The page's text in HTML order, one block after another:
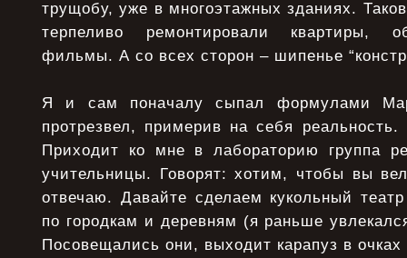
трущобу, уже в многоэтажных зданиях.
терпеливо ремонтировали квартиры,
фильмы. А со всех сторон – шипенье
Я и сам поначалу сыпал формулами
протрезвел, примерив на себя
Приходит ко мне в лабораторию группа
учительницы. Говорят: хотим, чтобы вы
отвечаю. Давайте сделаем кукольный
по городкам и деревням (я раньше
Посовещались они, выходит карапуз в